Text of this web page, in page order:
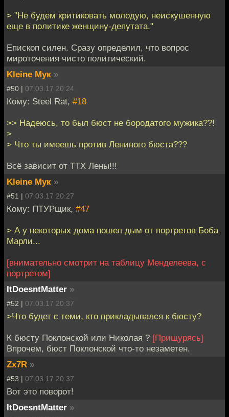
> "Не будем критиковать молодую, неискушенную
еще в политике женщину-депутата."
Епископ силен. Сразу определил, что вопрос
мироточения чисто политический.
Kleine Мук »
#50 | 07.03.17 20:24
Кому: Steel Rat, #18
>> Надеюсь, то был бюст не бородатого мужика??!
>
> Что ты имеешь против Лениного бюста???
Всё зависит от ТТХ Лены!!!
Kleine Мук »
#51 | 07.03.17 20:27
Кому: ПТУРщик, #47
> А у некоторых дома пошел дым от портретов Боба
Марли...
[внимательно смотрит на таблицу Менделеева, с
портретом]
ItDoesntMatter »
#52 | 07.03.17 20:37
>Что будет с теми, кто прикладывался к бюсту?
К бюсту Поклонской или Николая ? [Прищурясь]
Впрочем, бюст Поклонской что-то незаметен.
Zx7R »
#53 | 07.03.17 20:37
Вот это поворот!
ItDoesntMatter »